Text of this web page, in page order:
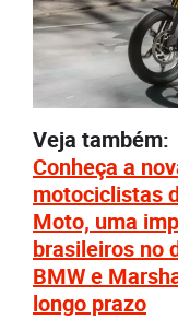
Veja também:
Conheça a
motociclistas
Moto, uma
brasileiros no
BMW e
longo prazo